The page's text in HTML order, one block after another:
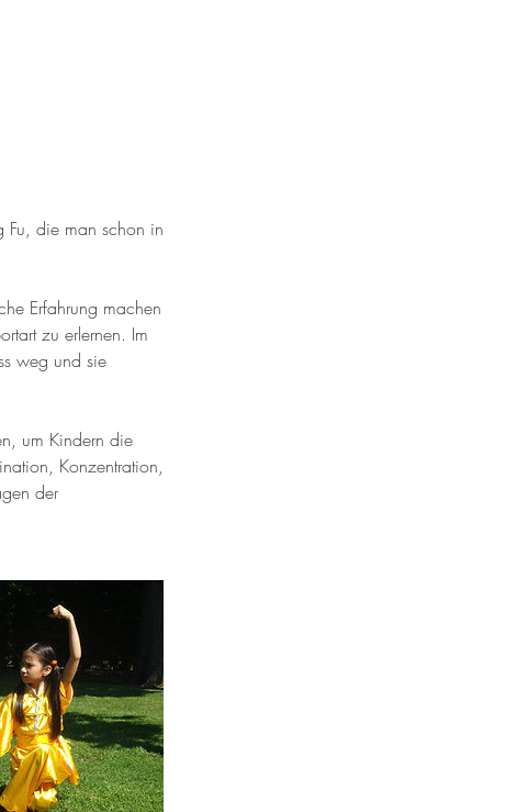
Fu, die man schon in
Erfahrung machen
zu erlernen. Im
weg und sie
um Kindern die
Konzentration,
der